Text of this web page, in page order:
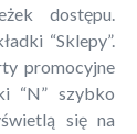
dostępu.
“Sklepy”.
promocyjne
“N” szybko
się na